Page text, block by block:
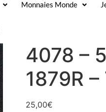
Monnaies Monde
4078 –
1879R –
25,00€